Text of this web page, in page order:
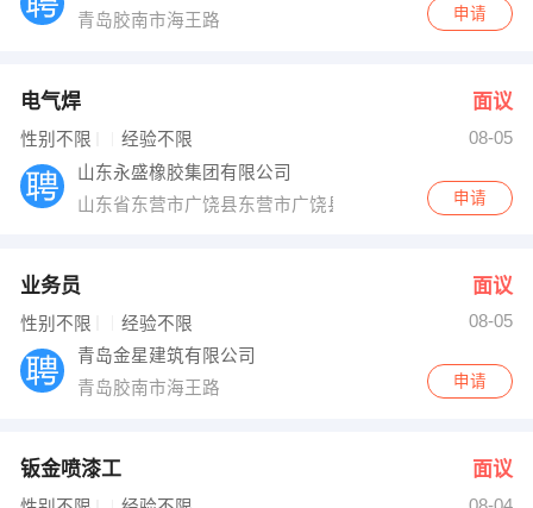
青岛胶南市海王路
申请
电气焊 面议
性别不限 经验不限
08-05
山东永盛橡胶集团有限公司
山东省东营市广饶县东营市广饶县开发区广凯路8号
申请
业务员 面议
性别不限 经验不限
08-05
青岛金星建筑有限公司
青岛胶南市海王路
申请
钣金喷漆工 面议